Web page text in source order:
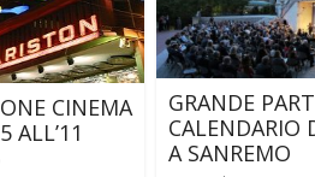
CINEMA
ALL’11
GRANDE
CALENDARIO
A SANREMO